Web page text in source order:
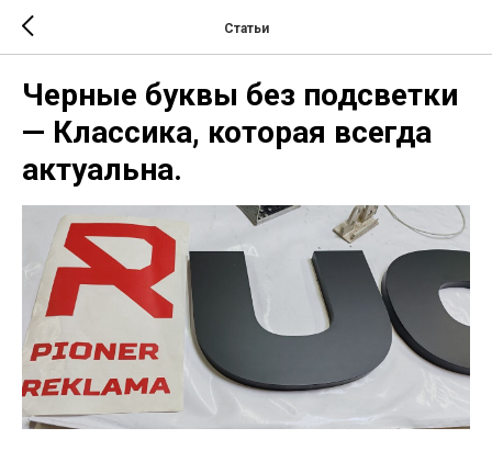
Статьи
Черные буквы без подсветки
— Классика, которая всегда
актуальна.